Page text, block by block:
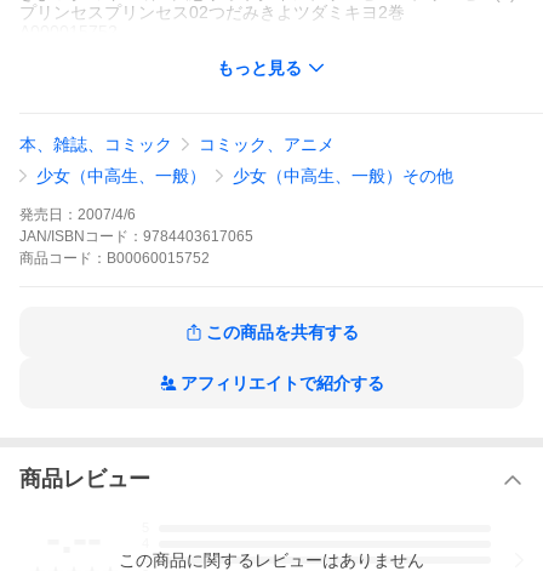
プリンセスプリンセス02つだみきよツダミキヨ2巻
ミック 学園 Wings
「姫」の応援に奮起して意外ながんばりを見せる運動部。このま
ま勝ち進むと全国に女装姿を晒すことに!……なんて心配をする亨
たちの前に現れた、亨をファーストネームで呼ぶ女のコ。時々見
せる亨の暗い目の理由が明らかに……!?大好評ハイスクール・グ
ラフィティ!!伝説の坂本サマが登場する番外篇も収録!!
プリンセス・プリンセスの作品をもっと見る
もっと見る
本、雑誌、コミック
コミック、アニメ
少女（中高生、一般）
少女（中高生、一般）その他
発売日： 2007/4/6
JAN/ISBNコード： 9784403617065
商品 コード： B00060015752
この商品を共有する
アフィリエイトで紹介する
商品レビュー
3
この商品に関するレビューはありません